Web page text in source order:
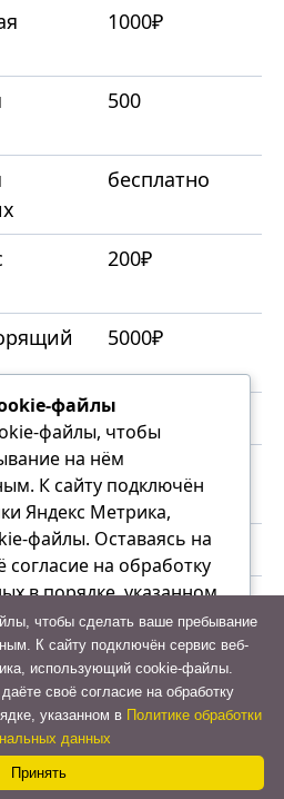
1000₽
500
бесплатно
200₽
5000₽
300₽
на
от 1500₽
1000
с
150₽
файлы
файлы, чтобы
на нём
К cайту подключён
Яндекс Метрика,
файлы. Оставаясь на
согласие на обработку
в порядке, указанном
персональных данных
Принять
чтобы сделать ваше пребывание
К cайту подключён сервис веб-
использующий cookie-файлы.
своё согласие на обработку
указанном в Политике обработки
данных